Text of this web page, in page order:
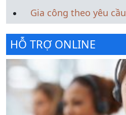
Gia công theo yêu cầu
HỖ TRỢ ONLINE